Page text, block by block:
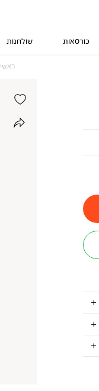
כורסאות שולחנות
ראשי